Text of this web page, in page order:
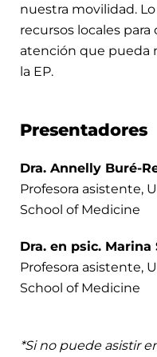
nuestra movilidad.
recursos locales para
atención que pueda
la EP.
Presentadores
Dra. Annelly Buré-
Profesora asistente,
School of Medicine
Dra. en psic. Marina
Profesora asistente,
School of Medicine
*Si no puede asistir